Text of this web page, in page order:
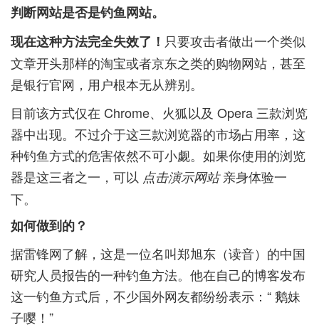
判断网站是否是钓鱼网站。
现在这种方法完全失效了！ 只要攻击者做出一个类似
文章开头那样的淘宝或者京东之类的购物网站，甚至
是银行官网，用户根本无从辨别。
目前该方式仅在 Chrome、火狐以及 Opera 三款浏览
器中出现。不过介于这三款浏览器的市场占用率，这
种钓鱼方式的危害依然不可小觑。如果你使用的浏览
器是这三者之一，可以 点击演示网站亲身体验一
下。
如何做到的？
据雷锋网了解，这是一位名叫郑旭东（读音）的中国
研究人员报告的一种钓鱼方法。他在自己的博客发布
这一钓鱼方式后，不少国外网友都纷纷表示：“ 鹅妹
子嘤！”